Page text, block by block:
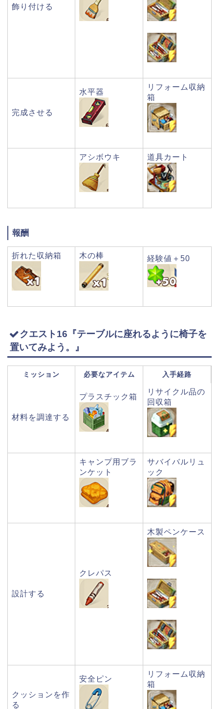
飾り付ける
完成させる
水平器
リフォーム収納
箱
アシボウキ 道具カート
報酬
折れた収納箱 木の棒 経験値＋50
クエスト16『テーブルに座れるように椅子を
置いてみよう。』
ミッション 必要なアイテム 入手経路
材料を調達する
プラスチック箱
リサイクル品の
回収箱
キャンプ用ブラ
ンケット
サバイバルリュ
ック
設計する
クレパス
木製ペンケース
クッションを作
る
安全ピン
リフォーム収納
箱